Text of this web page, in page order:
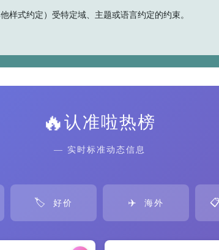
样式约定）受特定域、主题或语言约定的约束。
🔥认准啦热榜
— 实时标准动态信息
🏷️ 好价 ✈️ 海外 📋